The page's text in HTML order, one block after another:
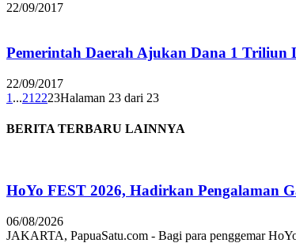
22/09/2017
Pemerintah Daerah Ajukan Dana 1 Triliun
22/09/2017
1 ...21 2223Halaman 23 dari 23
BERITA TERBARU LAINNYA
HoYo FEST 2026, Hadirkan Pengalaman
06/08/2026
JAKARTA, PapuaSatu.com - Bagi para penggemar